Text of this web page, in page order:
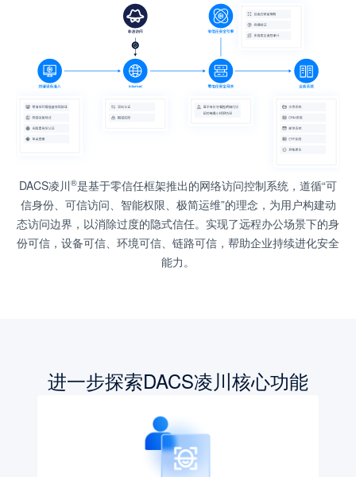
DACS凌川®是基于零信任框架推出的网络访问控制系统，道循“可
信身份、可信访问、智能权限、极简运维”的理念，为用户构建动
态访问边界，以消除过度的隐式信任。实现了远程办公场景下的身
份可信，设备可信、环境可信、链路可信，帮助企业持续进化安全
能力。
进一步探索DACS凌川核心功能